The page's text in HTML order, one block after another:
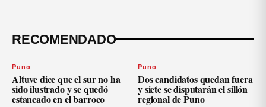
RECOMENDADO
Puno
Altuve dice que el sur no ha
sido ilustrado y se quedó
estancado en el barroco
Puno
Dos candidatos quedan fuera
y siete se disputarán el sillón
regional de Puno